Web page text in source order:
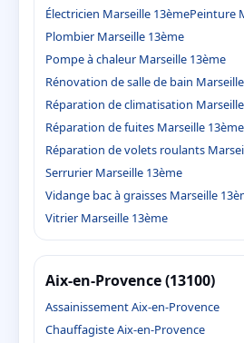
Électricien Marseille 13èmePeinture
Plombier Marseille 13ème
Pompe à chaleur Marseille 13ème
Rénovation de salle de bain
Réparation de climatisation
Réparation de fuites Marseille 13ème
Réparation de volets roulants
Serrurier Marseille 13ème
Vidange bac à graisses Marseille
Vitrier Marseille 13ème
Aix-en-Provence (13100)
Assainissement Aix-en-Provence
Chauffagiste Aix-en-Provence